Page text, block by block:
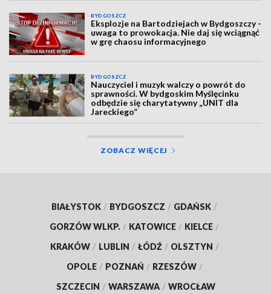
BYDGOSZCZ
Eksplozje na Bartodziejach w Bydgoszczy -
uwaga to prowokacja. Nie daj się wciągnąć
w grę chaosu informacyjnego
BYDGOSZCZ
Nauczyciel i muzyk walczy o powrót do
sprawności. W bydgoskim Myślęcinku
odbędzie się charytatywny „UNIT dla
Jareckiego”
ZOBACZ WIĘCEJ
BIAŁYSTOK / BYDGOSZCZ / GDAŃSK /
GORZÓW WLKP. / KATOWICE / KIELCE /
KRAKÓW / LUBLIN / ŁÓDŹ / OLSZTYN /
OPOLE / POZNAŃ / RZESZÓW /
SZCZECIN / WARSZAWA / WROCŁAW